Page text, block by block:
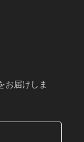
お届けしま